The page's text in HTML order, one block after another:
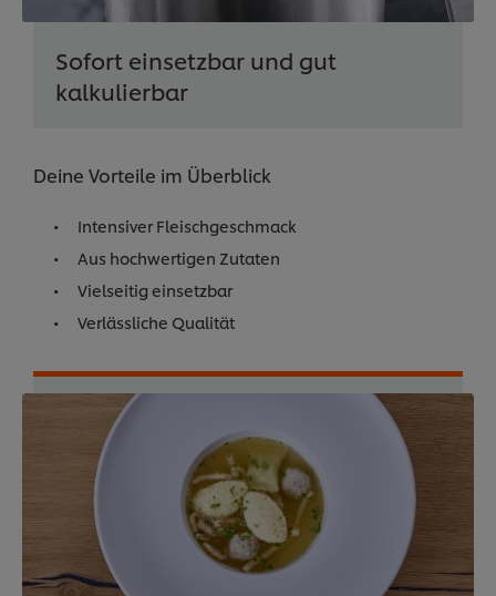
Sofort einsetzbar und gut
kalkulierbar
Deine Vorteile im Überblick
Intensiver Fleischgeschmack
Aus hochwertigen Zutaten
Vielseitig einsetzbar
Verlässliche Qualität